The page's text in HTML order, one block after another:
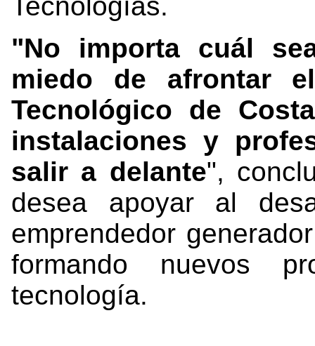
Tecnologías.
"No importa cuál
miedo de afrontar
Tecnológico de
instalaciones y
salir a delante",
desea apoyar al
emprendedor
formando nuevos
tecnología.